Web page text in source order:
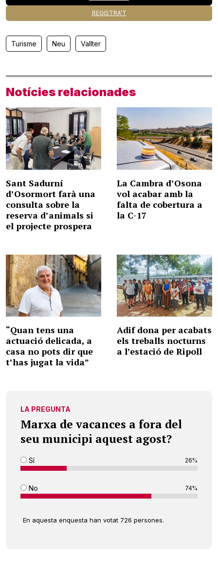
REGISTRA'T
Turisme Neu Vallter
Notícies relacionades
Sant Sadurní
d’Osormort farà una
consulta sobre la
reserva d’animals si
el projecte prospera
La Cambra d’Osona
vol acabar amb la
falta de cobertura a
la C-17
“Quan tens una
actuació delicada, a
casa no pots dir que
t’has jugat la vida”
Adif dona per acabats
els treballs nocturns
a l’estació de Ripoll
LA PREGUNTA
Marxa de vacances a fora del
seu municipi aquest agost?
Sí 26%
No 74%
En aquesta enquesta han votat 726 persones.